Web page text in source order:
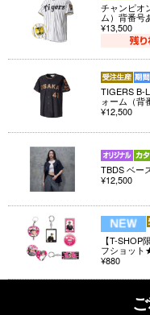
チャンピオ
ム）背番号
¥13,500
TIGERS B-
ォーム（
¥12,500
TBDS ベー
¥12,500
【T-SHOP
フショッ
¥880